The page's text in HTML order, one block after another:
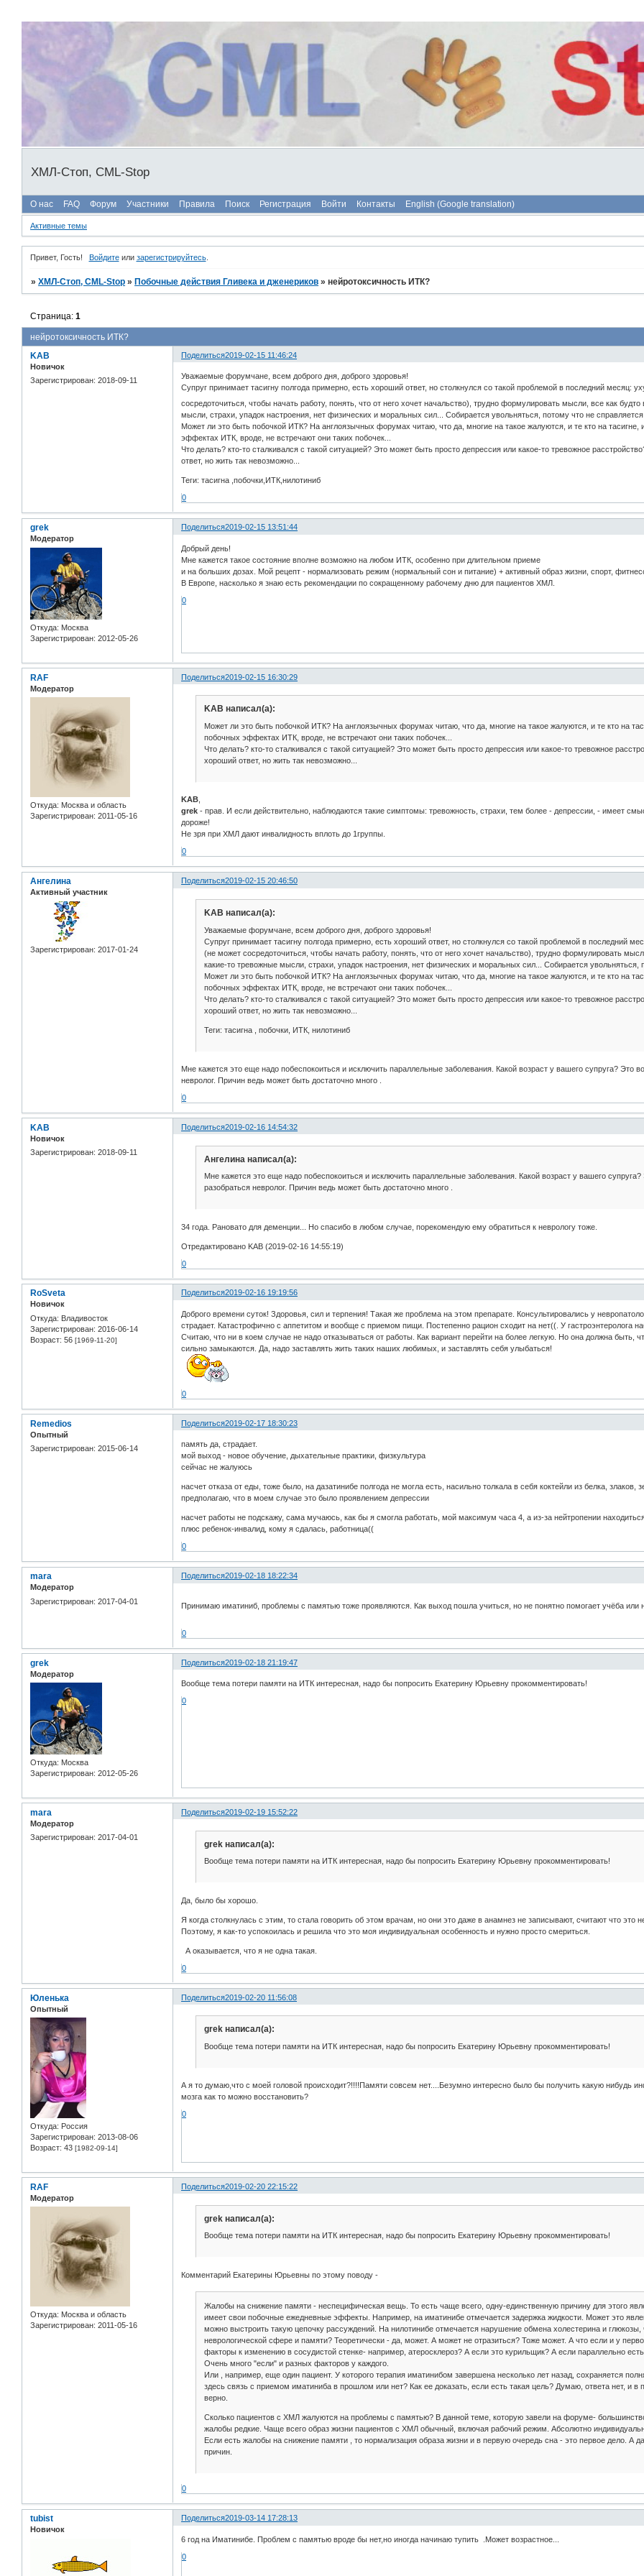
ХМЛ-Стоп, CML-Stop
О нас FAQ Форум Участники Правила Поиск Регистрация Войти Контакты English (Google translation)
Активные темы
Привет, Гость! Войдитеили зарегистрируйтесь.
»ХМЛ-Стоп, CML-Stop »Побочные действия Гливека и дженериков »нейротоксичность ИТК?
нейротоксичность ИТК?
Страница:1
Поделиться2019-02-15 11:46:24
KAB
Новичок
Зарегистрирован: 2018-09-11
Уважаемые форумчане, всем доброго дня, доброго здоровья!
Супруг принимает тасигну полгода примерно, есть хороший ответ, но столкнулся со такой проблемой в последний
сосредоточиться, чтобы начать работу, понять, что от него хочет начальство), трудно формулировать мысли, все как
мысли, страхи, упадок настроения, нет физических и моральных сил... Собирается увольняться, потому что не справляется
Может ли это быть побочкой ИТК? На англоязычных форумах читаю, что да, многие на такое жалуются, и те кто на
эффектах ИТК, вроде, не встречают они таких побочек...
Что делать? кто-то сталкивался с такой ситуацией? Это может быть просто депрессия или какое-то тревожное
ответ, но жить так невозможно...
Теги: тасигна ,побочки,ИТК,нилотиниб
0
Поделиться2019-02-15 13:51:44
grek
Модератор
Откуда: Москва
Зарегистрирован: 2012-05-26
Добрый день!
Мне кажется такое состояние вполне возможно на любом ИТК, особенно при длительном приеме
и на больших дозах. Мой рецепт - нормализовать режим (нормальный сон и питание) + активный образ жизни, спорт,
В Европе, насколько я знаю есть рекомендации по сокращенному рабочему дню для пациентов ХМЛ.
0
Поделиться2019-02-15 16:30:29
RAF
Модератор
Откуда: Москва и область
Зарегистрирован: 2011-05-16
KAB написал(а):
Может ли это быть побочкой ИТК? На англоязычных форумах читаю, что да, многие на такое жалуются, и те кто на
побочных эффектах ИТК, вроде, не встречают они таких побочек...
Что делать? кто-то сталкивался с такой ситуацией? Это может быть просто депрессия или какое-то тревожное
хороший ответ, но жить так невозможно...
KAB
grek - прав. И если действительно, наблюдаются такие симптомы: тревожность, страхи, тем более - депрессии, - имеет
дороже!
Не зря при ХМЛ дают инвалидность вплоть до 1группы.
0
Поделиться2019-02-15 20:46:50
Ангелина
Активный участник
Зарегистрирован: 2017-01-24
KAB написал(а):
Уважаемые форумчане, всем доброго дня, доброго здоровья!
Супруг принимает тасигну полгода примерно, есть хороший ответ, но столкнулся со такой проблемой в последний
(не может сосредоточиться, чтобы начать работу, понять, что от него хочет начальство), трудно формулировать
какие-то тревожные мысли, страхи, упадок настроения, нет физических и моральных сил... Собирается увольняться,
Может ли это быть побочкой ИТК? На англоязычных форумах читаю, что да, многие на такое жалуются, и те кто на
побочных эффектах ИТК, вроде, не встречают они таких побочек...
Что делать? кто-то сталкивался с такой ситуацией? Это может быть просто депрессия или какое-то тревожное
хороший ответ, но жить так невозможно...
Теги: тасигна , побочки, ИТК, нилотиниб
Мне кажется это еще надо побеспокоиться и исключить параллельные заболевания. Какой возраст у вашего супруга? Это
невролог. Причин ведь может быть достаточно много .
0
Поделиться2019-02-16 14:54:32
KAB
Новичок
Зарегистрирован: 2018-09-11
Ангелина написал(а):
Мне кажется это еще надо побеспокоиться и исключить параллельные заболевания. Какой возраст у вашего
разобраться невролог. Причин ведь может быть достаточно много .
34 года. Рановато для деменции... Но спасибо в любом случае, порекомендую ему обратиться к неврологу тоже.
Отредактировано KAB (2019-02-16 14:55:19)
0
Поделиться2019-02-16 19:19:56
RoSveta
Новичок
Откуда: Владивосток
Зарегистрирован: 2016-06-14
Возраст: 56 [1969-11-20]
Доброго времени суток! Здоровья, сил и терпения! Такая же проблема на этом препарате. Консультировались у
страдает. Катастрофично с аппетитом и вообще с приемом пищи. Постепенно рацион сходит на нет((. У гастроэнтеролога
Считаю, что ни в коем случае не надо отказываться от работы. Как вариант перейти на более легкую. Но она должна
сильно замыкаются. Да, надо заставлять жить таких наших любимых, и заставлять себя улыбаться!
0
Поделиться2019-02-17 18:30:23
Remedios
Опытный
Зарегистрирован: 2015-06-14
память да, страдает.
мой выход - новое обучение, дыхательные практики, физкультура
сейчас не жалуюсь
насчет отказа от еды, тоже было, на дазатинибе полгода не могла есть, насильно толкала в себя коктейли из белка, злаков,
предполагаю, что в моем случае это было проявлением депрессии
насчет работы не подскажу, сама мучаюсь, как бы я смогла работать, мой максимум часа 4, а из-за нейтропении
плюс ребенок-инвалид, кому я сдалась, работница((
0
Поделиться2019-02-18 18:22:34
mara
Модератор
Зарегистрирован: 2017-04-01
Принимаю иматиниб, проблемы с памятью тоже проявляются. Как выход пошла учиться, но не понятно помогает учёба
0
Поделиться2019-02-18 21:19:47
grek
Модератор
Откуда: Москва
Зарегистрирован: 2012-05-26
Вообще тема потери памяти на ИТК интересная, надо бы попросить Екатерину Юрьевну прокомментировать!
0
Поделиться2019-02-19 15:52:22
mara
Модератор
Зарегистрирован: 2017-04-01
grek написал(а):
Вообще тема потери памяти на ИТК интересная, надо бы попросить Екатерину Юрьевну прокомментировать!
Да, было бы хорошо.
Я когда столкнулась с этим, то стала говорить об этом врачам, но они это даже в анамнез не записывают, считают что это
Поэтому, я как-то успокоилась и решила что это моя индивидуальная особенность и нужно просто смериться.
А оказывается, что я не одна такая.
0
Поделиться2019-02-20 11:56:08
Юленька
Опытный
Откуда: Россия
Зарегистрирован: 2013-08-06
Возраст: 43 [1982-09-14]
grek написал(а):
Вообще тема потери памяти на ИТК интересная, надо бы попросить Екатерину Юрьевну прокомментировать!
А я то думаю,что с моей головой происходит?!!!!Памяти совсем нет....Безумно интересно было бы получить какую
мозга как то можно восстановить?
0
Поделиться2019-02-20 22:15:22
RAF
Модератор
Откуда: Москва и область
Зарегистрирован: 2011-05-16
grek написал(а):
Вообще тема потери памяти на ИТК интересная, надо бы попросить Екатерину Юрьевну прокомментировать!
Комментарий Екатерины Юрьевны по этому поводу -
Жалобы на снижение памяти - неспецифическая вещь. То есть чаще всего, одну-единственную причину для этого
имеет свои побочные ежедневные эффекты. Например, на иматинибе отмечается задержка жидкости. Может это
можно выстроить такую цепочку рассуждений. На нилотинибе отмечается нарушение обмена холестерина и
неврологической сфере и памяти? Теоретически - да, может. А может не отразиться? Тоже может. А что если и у
факторы к изменению в сосудистой стенке- например, атеросклероз? А если это курильщик? А если параллельно
Очень много "если" и разных факторов у каждого.
Или , например, еще один пациент. У которого терапия иматинибом завершена несколько лет назад, сохраняется
здесь связь с приемом иматиниба в прошлом или нет? Как ее доказать, если есть такая цель? Думаю, ответа нет, и в
верно.
Сколько пациентов с ХМЛ жалуются на проблемы с памятью? В данной теме, которую завели на форуме-
жалобы редкие. Чаще всего образ жизни пациентов с ХМЛ обычный, включая рабочий режим. Абсолютно
Если есть жалобы на снижение памяти , то нормализация образа жизни и в первую очередь сна - это первое дело. А
причин.
0
Поделиться2019-03-14 17:28:13
tubist
Новичок
6 год на Иматинибе. Проблем с памятью вроде бы нет,но иногда начинаю тупить .Может возрастное...
0